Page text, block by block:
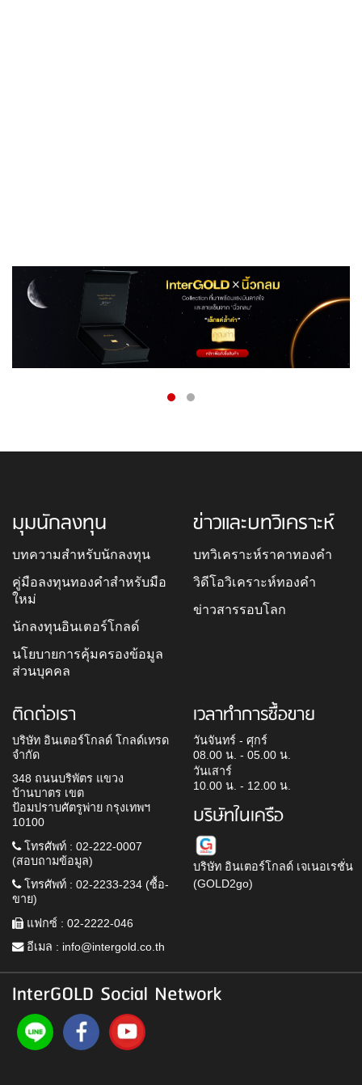
มุมนักลงทุน
บทความสำหรับนักลงทุน
คู่มือลงทุนทองคำสำหรับมือ
ใหม่
นักลงทุนอินเตอร์โกลด์
นโยบายการคุ้มครองข้อมูล
ส่วนบุคคล
ข่าวและบทวิเคราะห์
บทวิเคราะห์ราคาทองคำ
วิดีโอวิเคราะห์ทองคำ
ข่าวสารรอบโลก
ติดต่อเรา
บริษัท อินเตอร์โกลด์ โกลด์เทรด
จำกัด
348 ถนนบริพัตร แขวง
บ้านบาตร เขต
ป้อมปราบศัตรูพ่าย กรุงเทพฯ
10100
โทรศัพท์ : 02-222-0007
(สอบถามข้อมูล)
โทรศัพท์ : 02-2233-234 (ซื้อ-
ขาย)
แฟกซ์ : 02-2222-046
อีเมล : info@intergold.co.th
เวลาทำการซื้อขาย
วันจันทร์ - ศุกร์
08.00 น. - 05.00 น.
วันเสาร์
10.00 น. - 12.00 น.
บริษัทในเครือ
บริษัท อินเตอร์โกลด์ เจเนอเรชั่น
(GOLD2go)
InterGOLD Social Network